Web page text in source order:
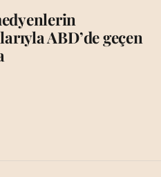
ABD’de geçen